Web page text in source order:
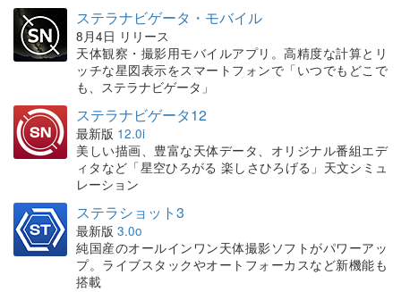
ステラナビゲータ・モバイル
8月4日 リリース
天体観察・撮影用モバイルアプリ。高精度な計算とリ
ッチな星図表示をスマートフォンで「いつでもどこで
も、ステラナビゲータ」
ステラナビゲータ12
最新版 12.0i
美しい描画、豊富な天体データ、オリジナル番組エデ
ィタなど「星空ひろがる 楽しさひろげる」天文シミュ
レーション
ステラショット3
最新版 3.0o
純国産のオールインワン天体撮影ソフトがパワーアッ
プ。ライブスタックやオートフォーカスなど新機能も
搭載